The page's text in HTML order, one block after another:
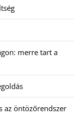
merre tart a
az öntözőrendszer